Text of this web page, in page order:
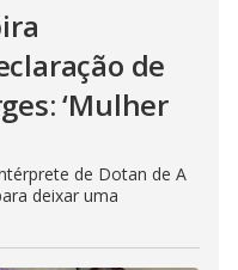
de
‘Mulher
de Dotan de A
deixar uma